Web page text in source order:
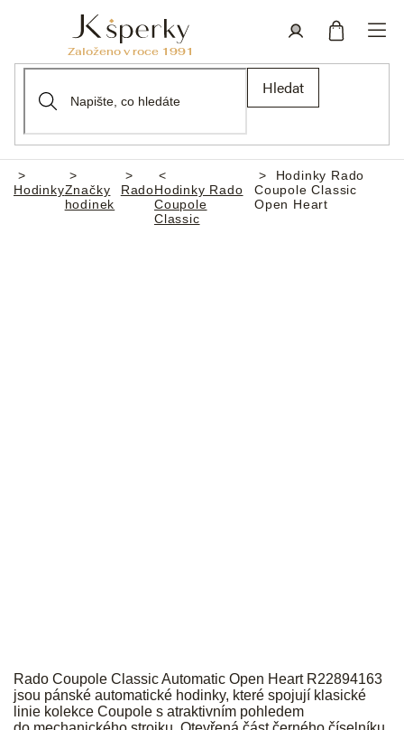
Hledat
Domů
HodinkyZnačky
hodinek
RadoHodinky Rado
Coupole
Classic
Hodinky Rado
Coupole Classic
Open Heart
Rado Coupole Classic Automatic Open Heart R22894163
jsou pánské automatické hodinky, které spojují klasické
linie kolekce Coupole s atraktivním pohledem